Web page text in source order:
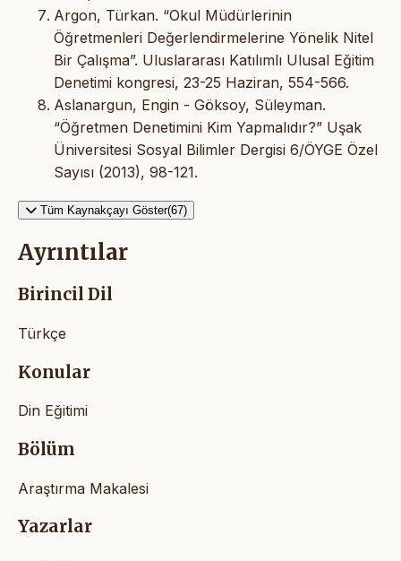
Argon, Türkan. “Okul Müdürlerinin
Öğretmenleri Değerlendirmelerine Yönelik Nitel
Bir Çalışma”. Uluslararası Katılımlı Ulusal Eğitim
Denetimi kongresi, 23-25 Haziran, 554-566.
Aslanargun, Engin - Göksoy, Süleyman.
“Öğretmen Denetimini Kim Yapmalıdır?” Uşak
Üniversitesi Sosyal Bilimler Dergisi 6/ÖYGE Özel
Sayısı (2013), 98-121.
Tüm Kaynakçayı Göster(67)
Ayrıntılar
Birincil Dil
Türkçe
Konular
Din Eğitimi
Bölüm
Araştırma Makalesi
Yazarlar